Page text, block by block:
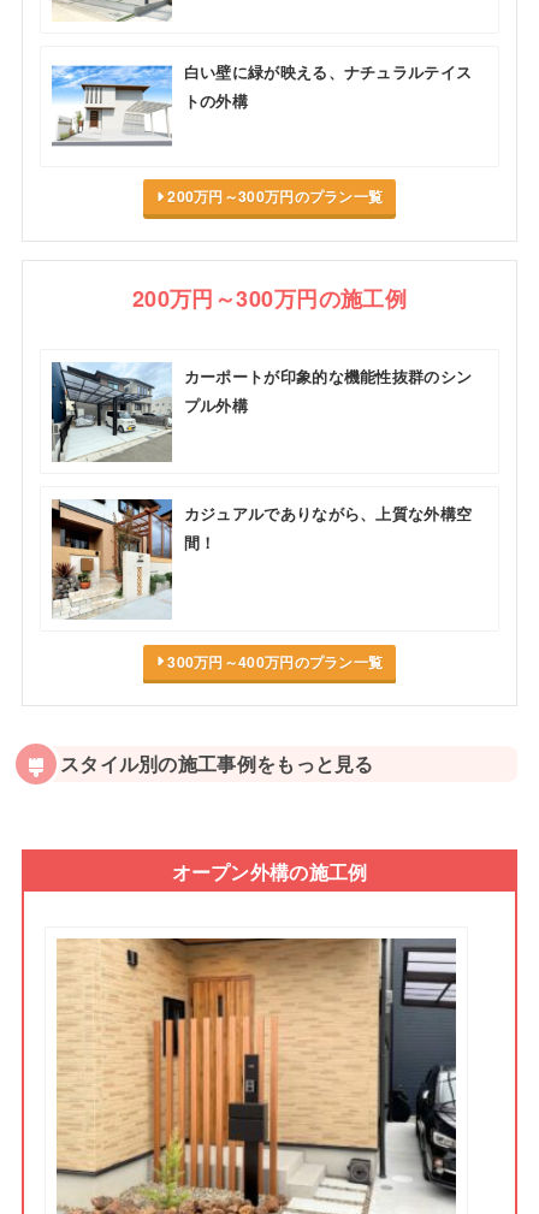
白い壁に緑が映える、ナチュラルテイス
トの外構
200万円～300万円のプラン一覧
200万円～300万円の施工例
カーポートが印象的な機能性抜群のシン
プル外構
カジュアルでありながら、上質な外構空
間！
300万円～400万円のプラン一覧
スタイル別の施工事例をもっと見る
オープン外構の施工例